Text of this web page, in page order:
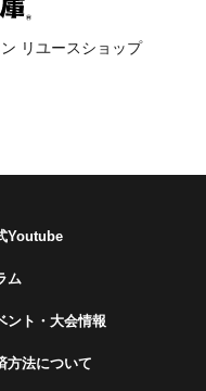
リユースショップ
Youtube
ム
ント・⼤会情報
方法について